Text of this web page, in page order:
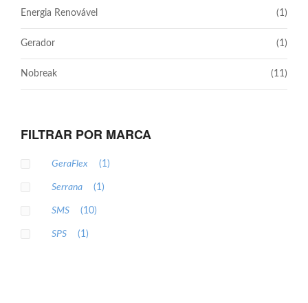
Energia Renovável (1)
Gerador (1)
Nobreak (11)
FILTRAR POR MARCA
GeraFlex (1)
Serrana (1)
SMS (10)
SPS (1)